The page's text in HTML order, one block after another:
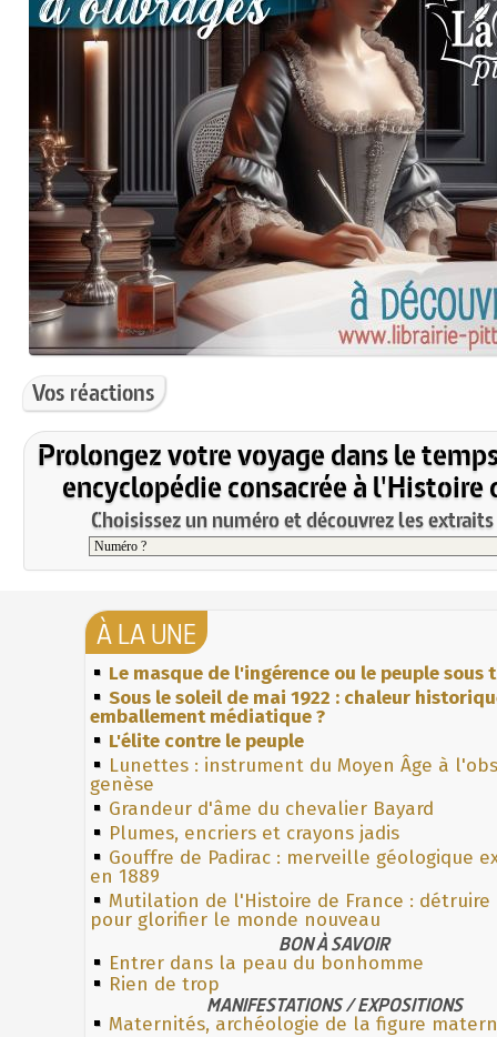
Vos réactions
Prolongez votre voyage dans le
encyclopédie consacrée à l'Histoire
Choisissez un numéro et découvrez les
À LA UNE
Le masque de l'ingérence ou le peuple sous
Sous le soleil de mai 1922 : chaleur
emballement médiatique ?
L'élite contre le peuple
Lunettes : instrument du Moyen Âge à
genèse
Grandeur d'âme du chevalier Bayard
Plumes, encriers et crayons jadis
Gouffre de Padirac : merveille géologique
en 1889
Mutilation de l'Histoire de France : détruire
pour glorifier le monde nouveau
BON À SAVOIR
Entrer dans la peau du bonhomme
Rien de trop
MANIFESTATIONS / EXPOSITIONS
Maternités, archéologie de la figure